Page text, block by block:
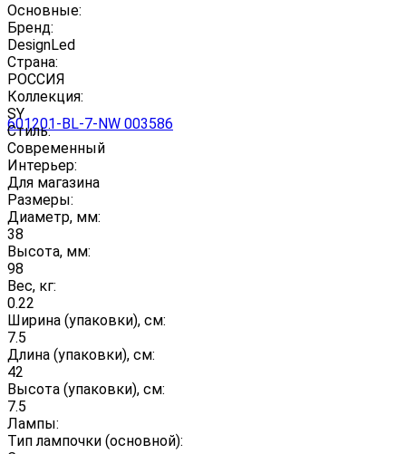
Основные:
Бренд:
DesignLed
Страна:
РОССИЯ
Коллекция:
SY
Стиль:
Современный
Интерьер:
Для магазина
Размеры:
Диаметр, мм:
38
Высота, мм:
98
Вес, кг:
0.22
Ширина (упаковки), см:
7.5
Длина (упаковки), см:
42
Высота (упаковки), см:
7.5
Лампы:
Тип лампочки (основной):